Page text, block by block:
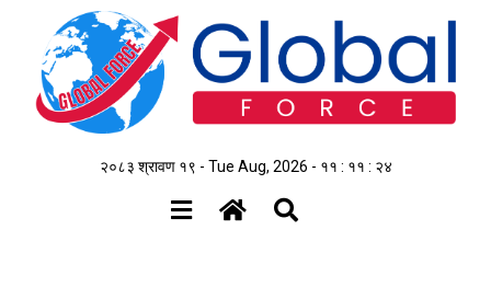
२०८३ श्रावण १९ - Tue Aug, 2026 - ११ : ११ : २५